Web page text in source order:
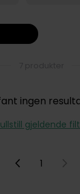
ingen
gjeldende
1